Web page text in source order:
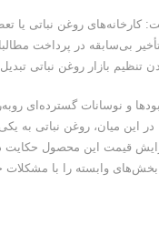
روغن نباتی یا
بی‌سابقه در پرداخت
تنظیم بازار روغن نباتی
و نوسانات گسترده‌ای
این میان، روغن نباتی به یکی
قیمت این محصول حکایت
وابسته را با مشکلات